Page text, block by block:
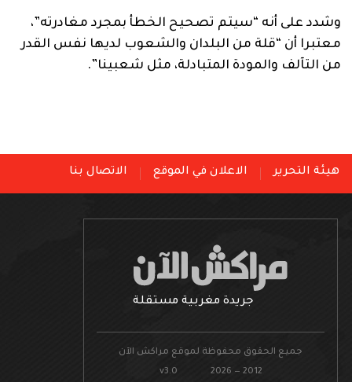
وشدد على أنه “سيتم تصحيح الخطأ بمجرد مغادرته”،
معتبرا أن “قلة من البلدان والشعوب لديها نفس القدر
من التآلف والمودة المتبادلة، مثل شعبينا”.
هيئة التحرير الاعلان في الموقع الاتصال بنا
جريدة مغربية مستقلة
جميع الحقوق محفوظة لموقع مراكش الآن
v3.0 2026 — 2012